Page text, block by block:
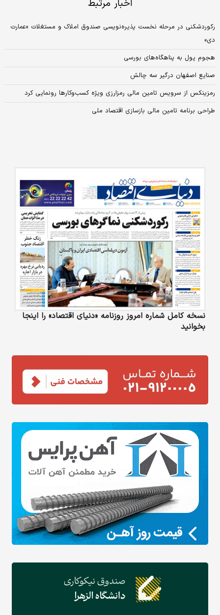
اخبار مرتبط
رکوردشکنی در مرحله نخست پذیره‌نویسی صندوق املاک و مستغلات «عمارت
دی»
هجوم پول به پناهگاه‌های بورسی
صنایع اصفهان درگیر سه چالش
رمزینکس از سرویس تامین مالی رمزارزی ویژه کسب‌وکارها رونمایی کرد
طراحی برنامه تامین مالی بازسازی اقتصاد ملی
نسخه کامل شماره امروز روزنامه «دنیای‌ اقتصاد» را اینجا
بخوانید